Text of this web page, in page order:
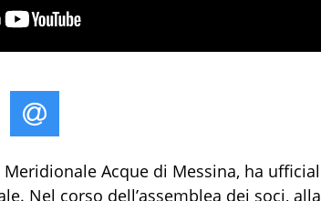
Meridionale Acque di Messina, ha
Nel corso dell’assemblea dei soci,